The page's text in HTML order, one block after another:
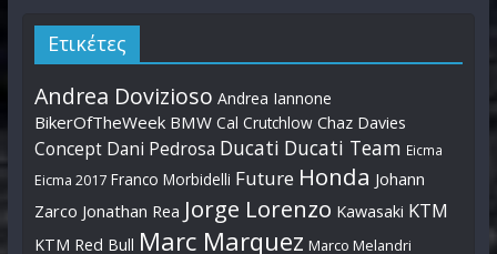
Ετικέτες
Andrea Dovizioso Andrea Iannone
BikerOfTheWeek BMW Cal Crutchlow Chaz Davies
Concept Dani Pedrosa Ducati Ducati Team Eicma
Eicma 2017 Franco Morbidelli Future Honda Johann
Zarco Jonathan Rea Jorge Lorenzo Kawasaki KTM
KTM Red Bull Marc Marquez Marco Melandri